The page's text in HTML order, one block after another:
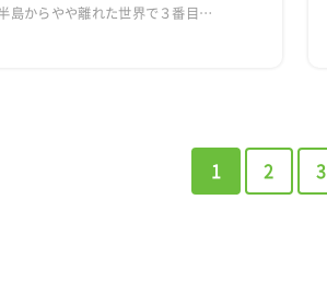
島からやや離れた世界で３番目…
1 2 3